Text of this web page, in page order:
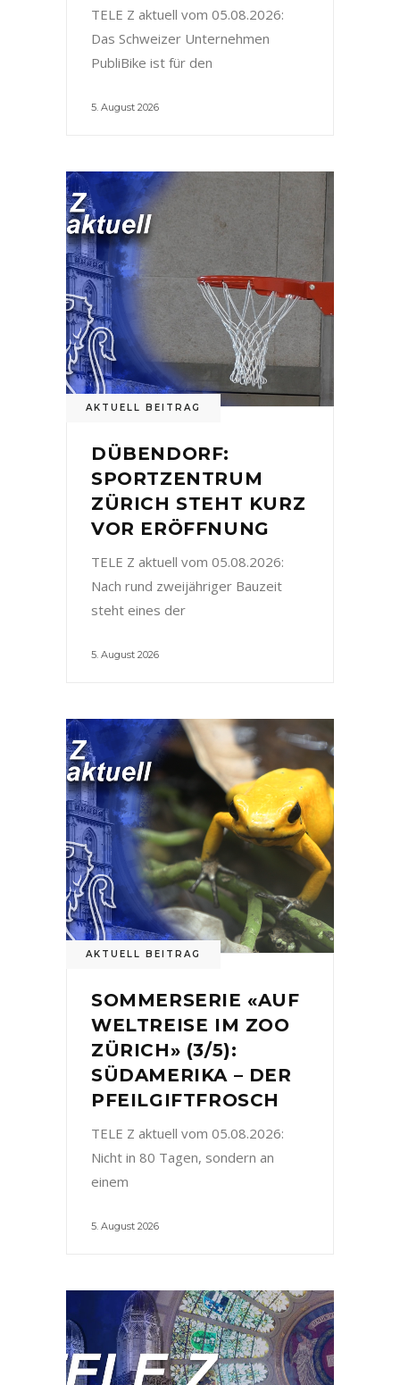
TELE Z aktuell vom 05.08.2026:
Das Schweizer Unternehmen
PubliBike ist für den
5. August 2026
AKTUELL BEITRAG
DÜBENDORF:
SPORTZENTRUM
ZÜRICH STEHT KURZ
VOR ERÖFFNUNG
TELE Z aktuell vom 05.08.2026:
Nach rund zweijähriger Bauzeit
steht eines der
5. August 2026
AKTUELL BEITRAG
SOMMERSERIE «AUF
WELTREISE IM ZOO
ZÜRICH» (3/5):
SÜDAMERIKA – DER
PFEILGIFTFROSCH
TELE Z aktuell vom 05.08.2026:
Nicht in 80 Tagen, sondern an
einem
5. August 2026